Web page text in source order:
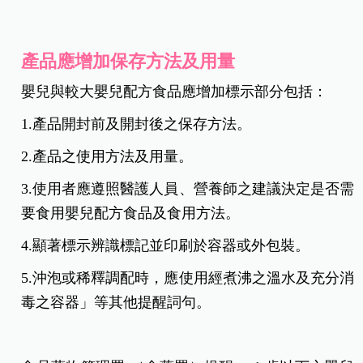
產品應增加保存方法及用量
嬰兒與較大嬰兒配方食品應增加標示部分包括：
1.產品開封前及開封後之保存方法。
2.產品之使用方法及用量。
3.使用者應遵照醫護人員、營養師之建議決定是否需
要食用嬰兒配方食品及食用方法。
4.顯著標示辨識標記並印刷於容器或外包裝。
5.沖泡或稀釋調配時，應使用經煮沸之溫水及充分消
毒之容器」等其他提醒詞句。